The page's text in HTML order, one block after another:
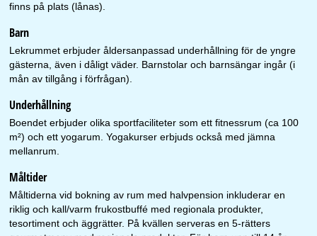
finns på plats (lånas).
Barn
Lekrummet erbjuder åldersanpassad underhållning för de yngre
gästerna, även i dåligt väder. Barnstolar och barnsängar ingår (i
mån av tillgång i förfrågan).
Underhållning
Boendet erbjuder olika sportfaciliteter som ett fitnessrum (ca 100
m²) och ett yogarum. Yogakurser erbjuds också med jämna
mellanrum.
Måltider
Måltiderna vid bokning av rum med halvpension inkluderar en
riklig och kall/varm frukostbuffé med regionala produkter,
tesortiment och äggrätter. På kvällen serveras en 5-rätters